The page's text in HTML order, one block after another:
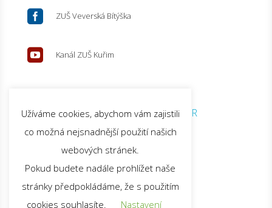
 ZUŠ Veverská Bítýška
 Kanál ZUŠ Kuřim
© 2026 ZUŠ Kuřim |GDPR
Užíváme cookies, abychom vám zajistili
co možná nejsnadnější použití našich
webových stránek.
Pokud budete nadále prohlížet naše
stránky předpokládáme, že s použitím
cookies souhlasíte.
Nastavení